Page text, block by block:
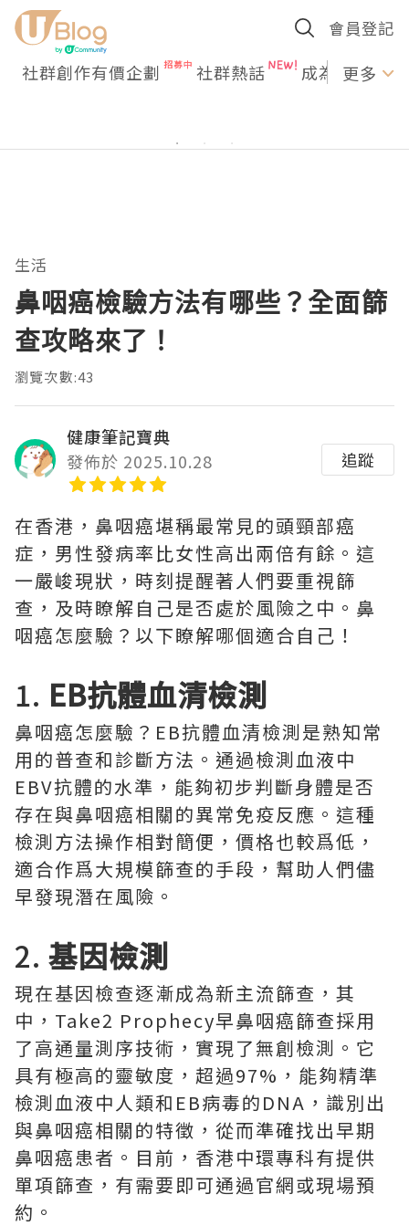
會員登記
社群創作有價企劃 社群熱話 成為U更多
生活
鼻咽癌檢驗方法有哪些？全面篩
查攻略來了！
瀏覽次數:43
健康筆記寶典
發佈於 2025.10.28
追蹤
在香港，鼻咽癌堪稱最常見的頭頸部癌
症，男性發病率比女性高出兩倍有餘。這
一嚴峻現狀，時刻提醒著人們要重視篩
查，及時瞭解自己是否處於風險之中。鼻
咽癌怎麼驗？以下瞭解哪個適合自己！
1. EB抗體血清檢測
鼻咽癌怎麼驗？EB抗體血清檢測是熟知常
用的普查和診斷方法。通過檢測血液中
EBV抗體的水準，能夠初步判斷身體是否
存在與鼻咽癌相關的異常免疫反應。這種
檢測方法操作相對簡便，價格也較爲低，
適合作爲大規模篩查的手段，幫助人們儘
早發現潛在風險。
2. 基因檢測
現在基因檢查逐漸成為新主流篩查，其
中，Take2 Prophecy早鼻咽癌篩查採用
了高通量測序技術，實現了無創檢測。它
具有極高的靈敏度，超過97%，能夠精準
檢測血液中人類和EB病毒的DNA，識別出
與鼻咽癌相關的特徵，從而準確找出早期
鼻咽癌患者。目前，香港中環專科有提供
單項篩查，有需要即可通過官網或現場預
約。